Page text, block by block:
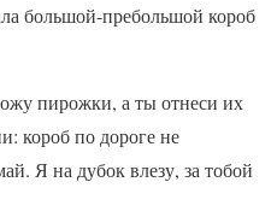
большой-пребольшой короб
пирожки, а ты отнеси их
короб по дороге не
Я на дубок влезу, за тобой